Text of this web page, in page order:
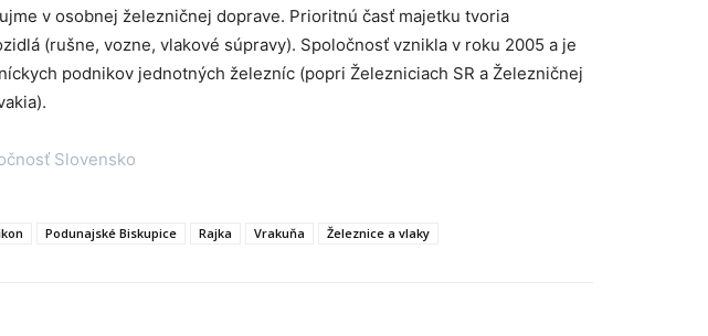
v osobnej železničnej doprave. Prioritnú časť majetku tvoria
(rušne, vozne, vlakové súpravy). Spoločnosť vznikla v roku 2005 a je
podnikov jednotných železníc (popri Železniciach SR a Železničnej
Slovensko
Podunajské Biskupice Rajka Vrakuňa Železnice a vlaky